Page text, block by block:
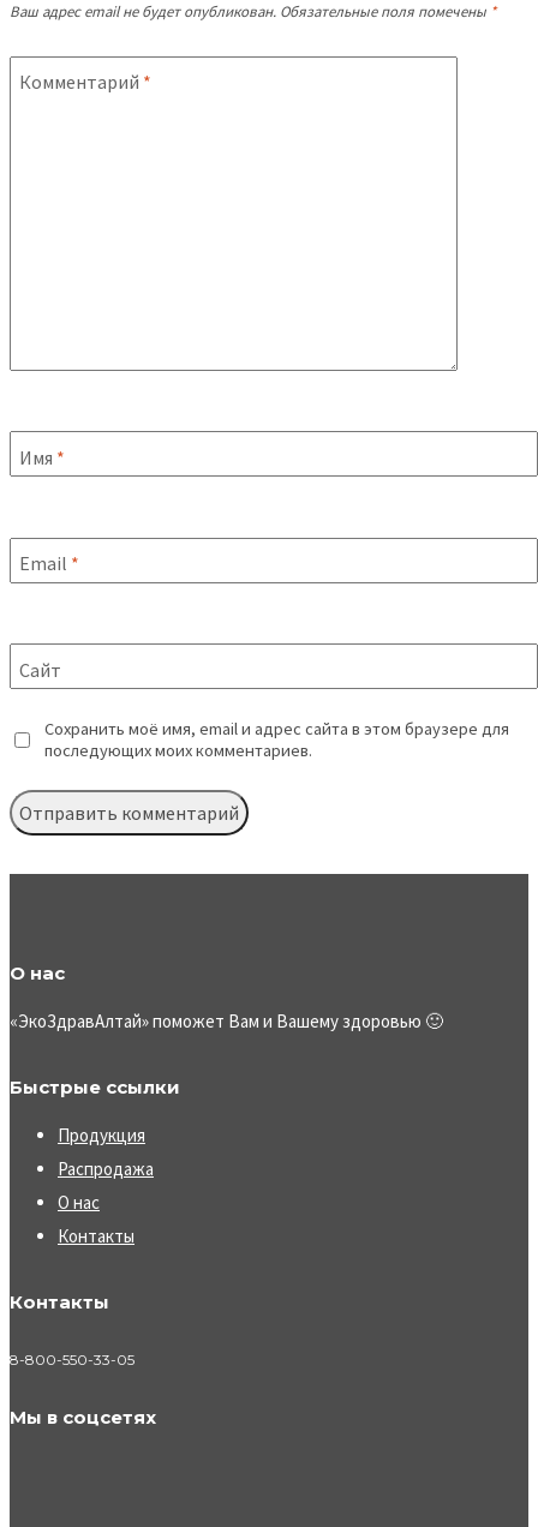
Ваш адрес email не будет опубликован. Обязательные поля помечены *
Комментарий *
Имя *
Email *
Сайт
Сохранить моё имя, email и адрес сайта в этом браузере для
последующих моих комментариев.
О нас
«ЭкоЗдравАлтай» поможет Вам и Вашему здоровью 🙂
Быстрые ссылки
Продукция
Распродажа
О нас
Контакты
Контакты
8-800-550-33-05
Мы в соцсетях